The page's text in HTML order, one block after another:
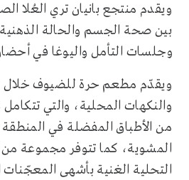
ويقدم منتجع بانيان تري العُلا
بين صحة الجسم والحالة
وجلسات التأمل واليوغا في
ويقدّم مطعم حرة للضيوف خلال
والنكهات المحلية، والتي
من الأطباق المفضلة في
المشوية، كما تتوفر مجموعة من
التحلية الغنية بأشهى المعجّنات